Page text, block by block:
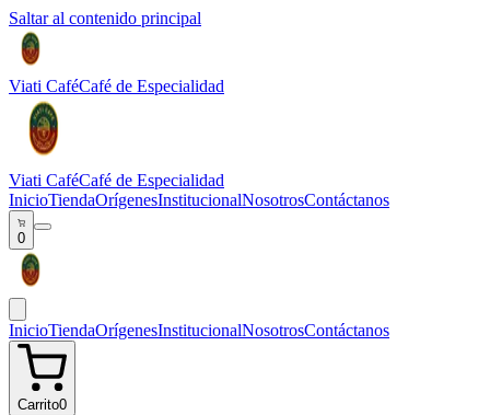
Saltar al contenido principal
Viati CaféCafé de Especialidad
Viati CaféCafé de Especialidad
InicioTiendaOrígenesInstitucionalNosotrosContáctanos
0
InicioTiendaOrígenesInstitucionalNosotrosContáctanos
Carrito0